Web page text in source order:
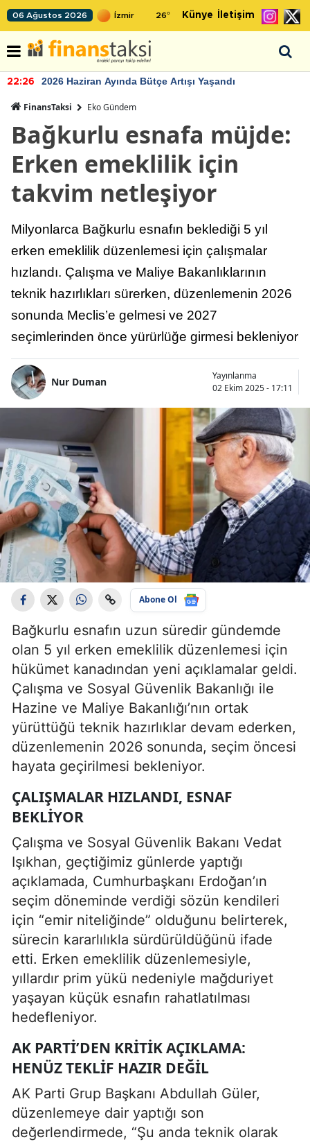
06 Ağustos 2026 26° Künye İletişim
22:26 2026 Haziran Ayında Bütçe Artışı Yaşandı
FinansTaksi Eko Gündem
Bağkurlu esnafa müjde:
Erken emeklilik için
takvim netleşiyor
Milyonlarca Bağkurlu esnafın beklediği 5 yıl
erken emeklilik düzenlemesi için çalışmalar
hızlandı. Çalışma ve Maliye Bakanlıklarının
teknik hazırlıkları sürerken, düzenlemenin 2026
sonunda Meclis’e gelmesi ve 2027
seçimlerinden önce yürürlüğe girmesi bekleniyor
Nur Duman
Yayınlanma
02 Ekim 2025 - 17:11
Abone Ol
Bağkurlu esnafın uzun süredir gündemde
olan 5 yıl erken emeklilik düzenlemesi için
hükümet kanadından yeni açıklamalar geldi.
Çalışma ve Sosyal Güvenlik Bakanlığı ile
Hazine ve Maliye Bakanlığı’nın ortak
yürüttüğü teknik hazırlıklar devam ederken,
düzenlemenin 2026 sonunda, seçim öncesi
hayata geçirilmesi bekleniyor.
ÇALIŞMALAR HIZLANDI, ESNAF
BEKLIYOR
Çalışma ve Sosyal Güvenlik Bakanı Vedat
Işıkhan, geçtiğimiz günlerde yaptığı
açıklamada, Cumhurbaşkanı Erdoğan’ın
seçim döneminde verdiği sözün kendileri
için “emir niteliğinde” olduğunu belirterek,
sürecin kararlılıkla sürdürüldüğünü ifade
etti. Erken emeklilik düzenlemesiyle,
yıllardır prim yükü nedeniyle mağduriyet
yaşayan küçük esnafın rahatlatılması
hedefleniyor.
AK PARTI’DEN KRITIK AÇIKLAMA:
HENÜZ TEKLIF HAZIR DEĞIL
AK Parti Grup Başkanı Abdullah Güler,
düzenlemeye dair yaptığı son
değerlendirmede, “Şu anda teknik olarak